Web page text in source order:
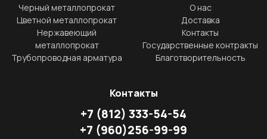
Черный металлопрокат
Цветной металлопрокат
Нержавеющий
металлопрокат
Трубопроводная арматура
О нас
Доставка
Контакты
Государственные контракты
Благотворительность
Контакты
+7 (812) 333-54-54
+7 (960)256-99-99